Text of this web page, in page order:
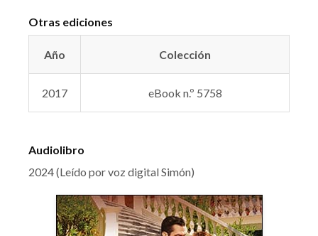
Otras ediciones
Año Colección
2017 eBook n.º 5758
Audiolibro
2024 (Leído por voz digital Simón)